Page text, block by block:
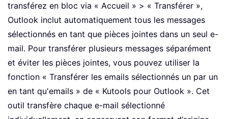
transférez en bloc via « Accueil » > « Transférer »,
Outlook inclut automatiquement tous les messages
sélectionnés en tant que pièces jointes dans un seul e-
mail. Pour transférer plusieurs messages séparément
et éviter les pièces jointes, vous pouvez utiliser la
fonction « Transférer les emails sélectionnés un par un
en tant qu'emails » de « Kutools pour Outlook ». Cet
outil transfère chaque e-mail sélectionné